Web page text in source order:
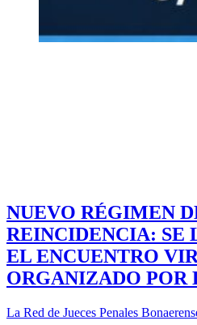
NUEVO RÉGIMEN
REINCIDENCIA: SE
EL ENCUENTRO
ORGANIZADO POR
La Red de Jueces Penales